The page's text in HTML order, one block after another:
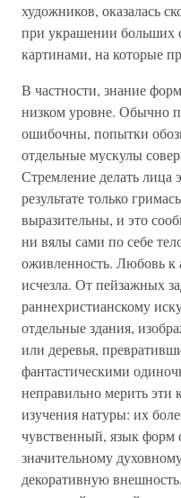
художников, оказалась
при украшении больших
картинами, на которые
В частности, знание
низком уровне. Обычно
ошибочны, попытки
отдельные мускулы
Стремление делать лица
результате только
выразительны, и это
ни вялы сами по себе
оживленность. Любовь к
исчезла. От пейзажных
раннехристианскому
отдельные здания,
или деревья,
фантастическими
неправильно мерить
изучения натуры: их
чувственный, язык форм
значительному
декоративную